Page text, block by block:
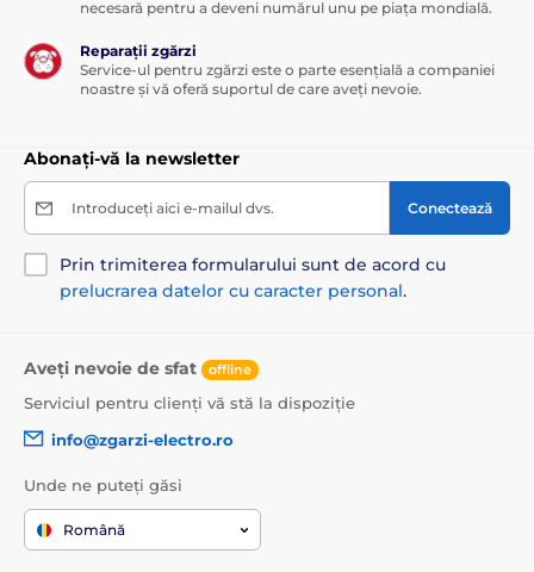
necesară pentru a deveni numărul unu pe piața mondială.
Reparații zgărzi
Service-ul pentru zgărzi este o parte esențială a companiei
noastre și vă oferă suportul de care aveți nevoie.
Abonați-vă la newsletter
Introduceți aici e-mailul dvs. Conectează
Prin trimiterea formularului sunt de acord cu
prelucrarea datelor cu caracter personal.
Aveți nevoie de sfat offline
Serviciul pentru clienți vă stă la dispoziție
info@zgarzi-electro.ro
Unde ne puteți găsi
Română